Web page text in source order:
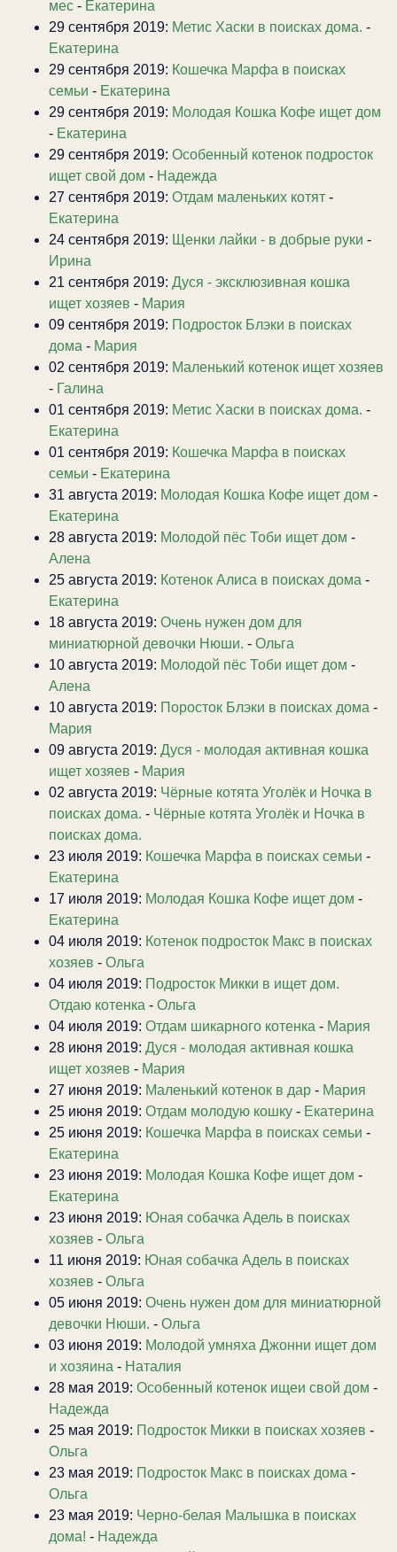
мес - Екатерина
29 сентября 2019: Метис Хаски в поисках дома. -
Екатерина
29 сентября 2019: Кошечка Марфа в поисках
семьи - Екатерина
29 сентября 2019: Молодая Кошка Кофе ищет дом
- Екатерина
29 сентября 2019: Особенный котенок подросток
ищет свой дом - Надежда
27 сентября 2019: Отдам маленьких котят -
Екатерина
24 сентября 2019: Щенки лайки - в добрые руки -
Ирина
21 сентября 2019: Дуся - эксклюзивная кошка
ищет хозяев - Мария
09 сентября 2019: Подросток Блэки в поисках
дома - Мария
02 сентября 2019: Маленький котенок ищет хозяев
- Галина
01 сентября 2019: Метис Хаски в поисках дома. -
Екатерина
01 сентября 2019: Кошечка Марфа в поисках
семьи - Екатерина
31 августа 2019: Молодая Кошка Кофе ищет дом -
Екатерина
28 августа 2019: Молодой пёс Тоби ищет дом -
Алена
25 августа 2019: Котенок Алиса в поисках дома -
Екатерина
18 августа 2019: Очень нужен дом для
миниатюрной девочки Нюши. - Ольга
10 августа 2019: Молодой пёс Тоби ищет дом -
Алена
10 августа 2019: Поросток Блэки в поисках дома -
Мария
09 августа 2019: Дуся - молодая активная кошка
ищет хозяев - Мария
02 августа 2019: Чёрные котята Уголёк и Ночка в
поисках дома. - Чёрные котята Уголёк и Ночка в
поисках дома.
23 июля 2019: Кошечка Марфа в поисках семьи -
Екатерина
17 июля 2019: Молодая Кошка Кофе ищет дом -
Екатерина
04 июля 2019: Котенок подросток Макс в поисках
хозяев - Ольга
04 июля 2019: Подросток Микки в ищет дом.
Отдаю котенка - Ольга
04 июля 2019: Отдам шикарного котенка - Мария
28 июня 2019: Дуся - молодая активная кошка
ищет хозяев - Мария
27 июня 2019: Маленький котенок в дар - Мария
25 июня 2019: Отдам молодую кошку - Екатерина
25 июня 2019: Кошечка Марфа в поисках семьи -
Екатерина
23 июня 2019: Молодая Кошка Кофе ищет дом -
Екатерина
23 июня 2019: Юная собачка Адель в поисках
хозяев - Ольга
11 июня 2019: Юная собачка Адель в поисках
хозяев - Ольга
05 июня 2019: Очень нужен дом для миниатюрной
девочки Нюши. - Ольга
03 июня 2019: Молодой умняха Джонни ищет дом
и хозяина - Наталия
28 мая 2019: Особенный котенок ищеи свой дом -
Надежда
25 мая 2019: Подросток Микки в поисках хозяев -
Ольга
23 мая 2019: Подросток Макс в поисках дома -
Ольга
23 мая 2019: Черно-белая Малышка в поисках
дома! - Надежда